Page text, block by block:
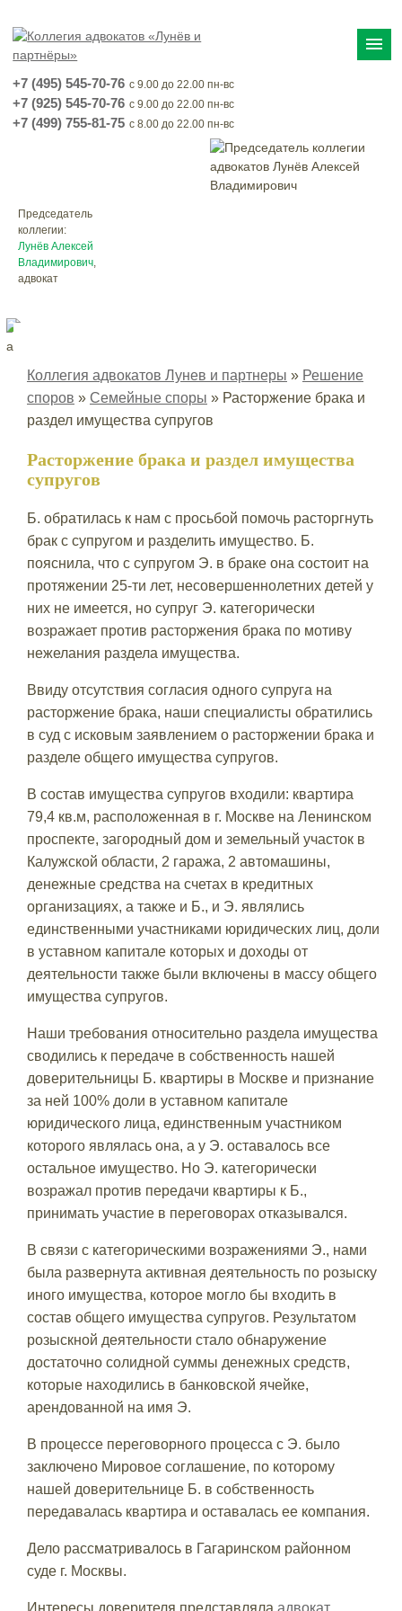
+7 (495) 545-70-76 с 9.00 до 22.00 пн-вс
+7 (925) 545-70-76 с 9.00 до 22.00 пн-вс
+7 (499) 755-81-75 с 8.00 до 22.00 пн-вс
menu
Председатель
коллегии:
Лунёв Алексей
Владимирович,
адвокат
Коллегия адвокатов Лунев и партнеры » Решение
споров » Семейные споры » Расторжение брака и
раздел имущества супругов
Расторжение брака и раздел имущества
супругов
Б. обратилась к нам с просьбой помочь расторгнуть
брак с супругом и разделить имущество. Б.
пояснила, что с супругом Э. в браке она состоит на
протяжении 25-ти лет, несовершеннолетних детей у
них не имеется, но супруг Э. категорически
возражает против расторжения брака по мотиву
нежелания раздела имущества.
Ввиду отсутствия согласия одного супруга на
расторжение брака, наши специалисты обратились
в суд с исковым заявлением о расторжении брака и
разделе общего имущества супругов.
В состав имущества супругов входили: квартира
79,4 кв.м, расположенная в г. Москве на Ленинском
проспекте, загородный дом и земельный участок в
Калужской области, 2 гаража, 2 автомашины,
денежные средства на счетах в кредитных
организациях, а также и Б., и Э. являлись
единственными участниками юридических лиц, доли
в уставном капитале которых и доходы от
деятельности также были включены в массу общего
имущества супругов.
Наши требования относительно раздела имущества
сводились к передаче в собственность нашей
доверительницы Б. квартиры в Москве и признание
за ней 100% доли в уставном капитале
юридического лица, единственным участником
которого являлась она, а у Э. оставалось все
остальное имущество. Но Э. категорически
возражал против передачи квартиры к Б.,
принимать участие в переговорах отказывался.
В связи с категорическими возражениями Э., нами
была развернута активная деятельность по розыску
иного имущества, которое могло бы входить в
состав общего имущества супругов. Результатом
розыскной деятельности стало обнаружение
достаточно солидной суммы денежных средств,
которые находились в банковской ячейке,
арендованной на имя Э.
В процессе переговорного процесса с Э. было
заключено Мировое соглашение, по которому
нашей доверительнице Б. в собственность
передавалась квартира и оставалась ее компания.
Дело рассматривалось в Гагаринском районном
суде г. Москвы.
Интересы доверителя представляла адвокат